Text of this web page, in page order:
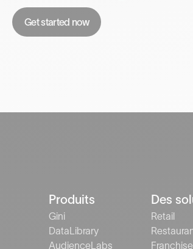
Get started now
Produits
Gini
DataLibrary
AudienceLabs
Des
Retail